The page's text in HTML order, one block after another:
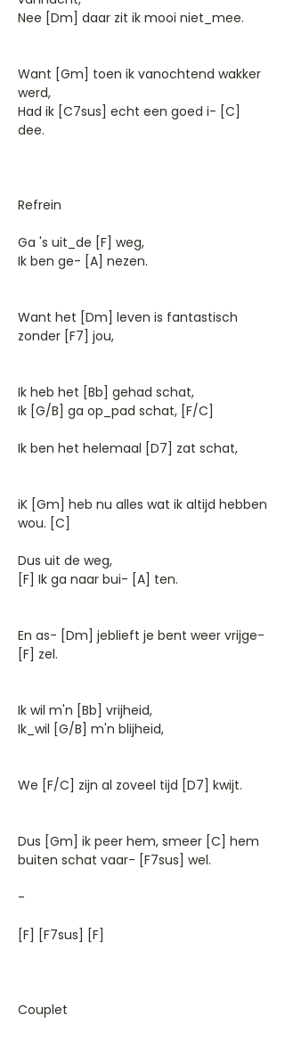
Nee [Dm] daar zit ik mooi niet_mee.
Want [Gm] toen ik vanochtend wakker
werd,
Had ik [C7sus] echt een goed i- [C]
dee.
Refrein
Ga 's uit_de [F] weg,
Ik ben ge- [A] nezen.
Want het [Dm] leven is fantastisch
zonder [F7] jou,
Ik heb het [Bb] gehad schat,
Ik [G/B] ga op_pad schat, [F/C]
Ik ben het helemaal [D7] zat schat,
iK [Gm] heb nu alles wat ik altijd hebben
wou. [C]
Dus uit de weg,
[F] Ik ga naar bui- [A] ten.
En as- [Dm] jeblieft je bent weer vrijge-
[F] zel.
Ik wil m'n [Bb] vrijheid,
Ik_wil [G/B] m'n blijheid,
We [F/C] zijn al zoveel tijd [D7] kwijt.
Dus [Gm] ik peer hem, smeer [C] hem
buiten schat vaar- [F7sus] wel.
-
[F] [F7sus] [F]
Couplet